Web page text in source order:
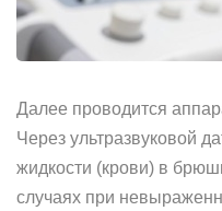
Далее проводится
Через ультразвуковой
жидкости (крови) в
случаях при